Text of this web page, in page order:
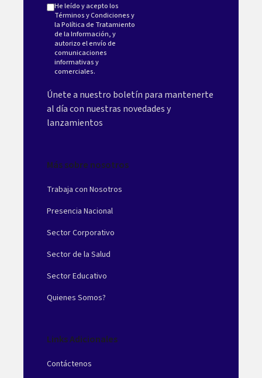
He leído y acepto los
Términos y Condicionesy
laPolítica de Tratamiento
de la Información, y
autorizo el envío de
comunicaciones
informativas y
comerciales.
Únete a nuestro boletín para mantenerte
al día con nuestras novedades y
lanzamientos
Más sobre nosotros
Trabaja con Nosotros
Presencia Nacional
Sector Corporativo
Sector de la Salud
Sector Educativo
Quienes Somos?
Links Adicionales
Contáctenos